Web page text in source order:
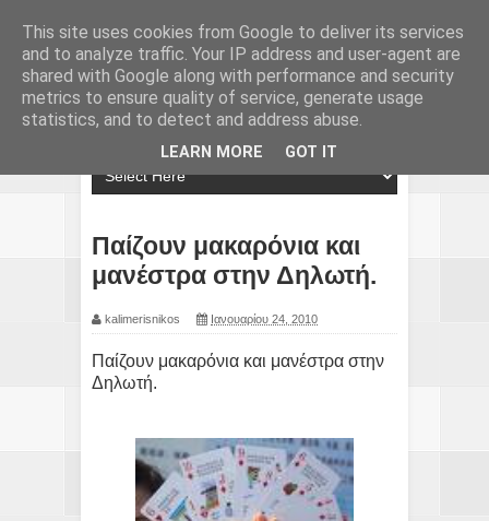
Παίζουν μακαρόνια και
μανέστρα στην Δηλωτή.
kalimerisnikos Ιανουαρίου 24, 2010
Παίζουν μακαρόνια και μανέστρα στην
Δηλωτή.
This site uses cookies from Google to deliver its services
and to analyze traffic. Your IP address and user-agent are
shared with Google along with performance and security
metrics to ensure quality of service, generate usage
statistics, and to detect and address abuse.
LEARN MORE GOT IT